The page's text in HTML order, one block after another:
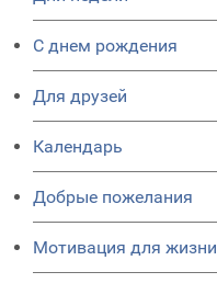
C днем рождения
Для друзей
Календарь
Добрые пожелания
Мотивация для жизни